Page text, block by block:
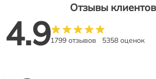
Отзывы клиентов
4.91799 отзывов 5358 оценок